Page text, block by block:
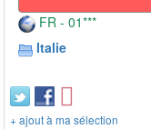
FR - 01***
Italie
+ ajout à ma sélection